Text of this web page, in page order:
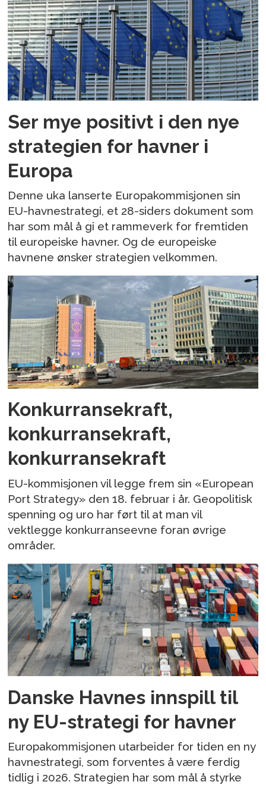
Ser mye positivt i den nye
strategien for havner i
Europa
Denne uka lanserte Europakommisjonen sin
EU-havnestrategi, et 28-siders dokument som
har som mål å gi et rammeverk for fremtiden
til europeiske havner. Og de europeiske
havnene ønsker strategien velkommen.
Konkurransekraft,
konkurransekraft,
konkurransekraft
EU-kommisjonen vil legge frem sin «European
Port Strategy» den 18. februar i år. Geopolitisk
spenning og uro har ført til at man vil
vektlegge konkurranseevne foran øvrige
områder.
Danske Havnes innspill til
ny EU-strategi for havner
Europakommisjonen utarbeider for tiden en ny
havnestrategi, som forventes å være ferdig
tidlig i 2026. Strategien har som mål å styrke